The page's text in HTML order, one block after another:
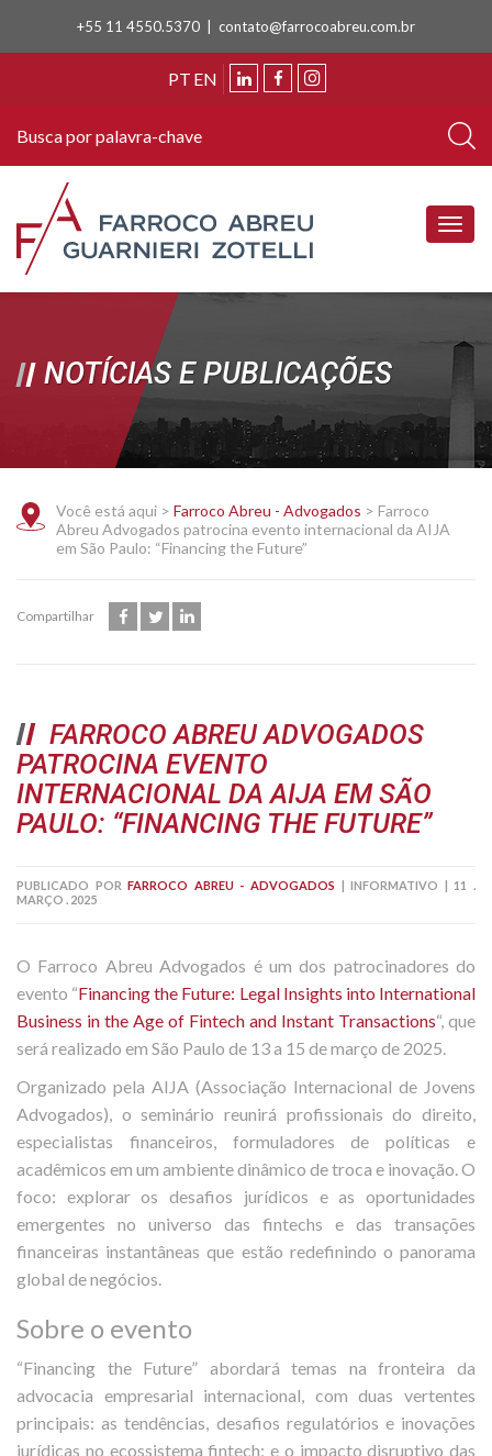
+55 11 4550.5370 | contato@farrocoabreu.com.br
PT EN
NOTÍCIAS E PUBLICAÇÕES
Você está aqui > Farroco Abreu - Advogados > Farroco
Abreu Advogados patrocina evento internacional da AIJA
em São Paulo: “Financing the Future”
Compartilhar
FARROCO ABREU ADVOGADOS
PATROCINA EVENTO
INTERNACIONAL DA AIJA EM SÃO
PAULO: “FINANCING THE FUTURE”
PUBLICADO PORFARROCO ABREU - ADVOGADOS |INFORMATIVO |11 .
MARÇO . 2025
O Farroco Abreu Advogados é um dos patrocinadores do
evento “Financing the Future: Legal Insights into International
Business in the Age of Fintech and Instant Transactions“, que
será realizado em São Paulo de 13 a 15 de março de 2025.
Organizado pela AIJA (Associação Internacional de Jovens
Advogados), o seminário reunirá profissionais do direito,
especialistas financeiros, formuladores de políticas e
acadêmicos em um ambiente dinâmico de troca e inovação. O
foco: explorar os desafios jurídicos e as oportunidades
emergentes no universo das fintechs e das transações
financeiras instantâneas que estão redefinindo o panorama
global de negócios.
Sobre o evento
“Financing the Future” abordará temas na fronteira da
advocacia empresarial internacional, com duas vertentes
principais: as tendências, desafios regulatórios e inovações
jurídicas no ecossistema fintech; e o impacto disruptivo das